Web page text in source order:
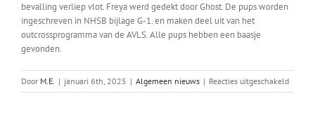
bevalling verliep vlot. Freya werd gedekt door Ghost. De pups worden
ingeschreven in NHSB bijlage G-1. en maken deel uit van het
outcrossprogramma van de AVLS. Alle pups hebben een baasje
gevonden.
Door M.E. | januari 6th, 2025 | Algemeen nieuws | Reacties uitgeschakeldvoor
Freya’s